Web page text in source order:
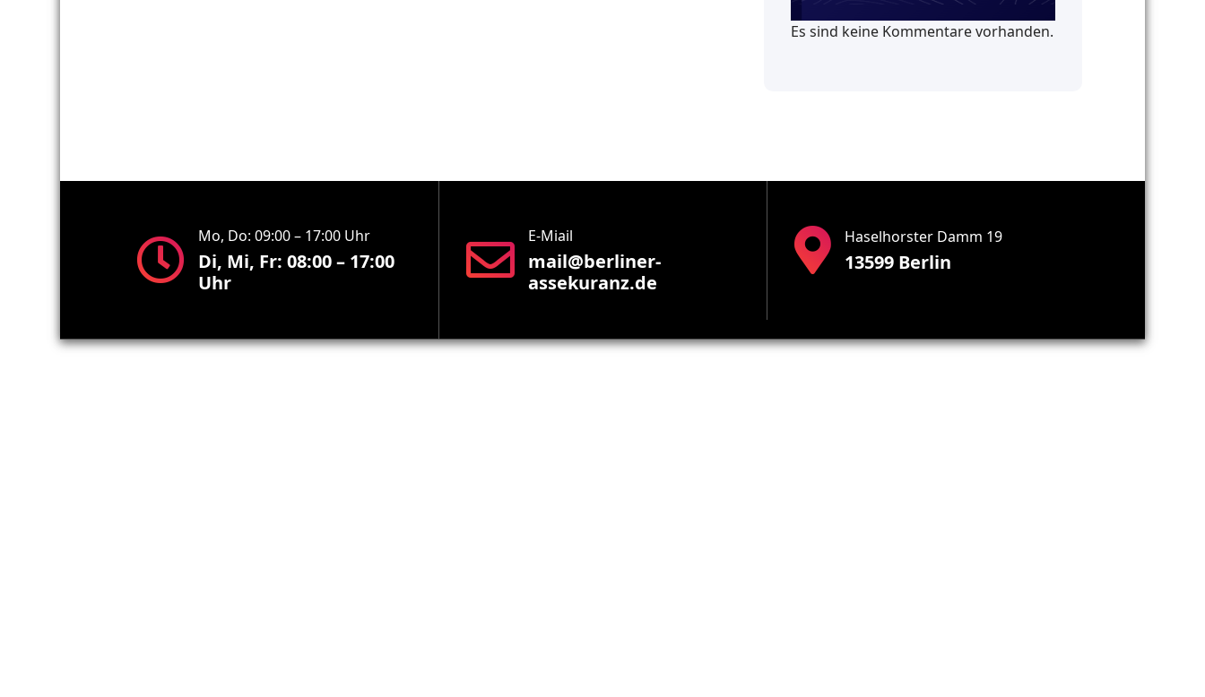
Es sind keine Kommentare vorhanden.
Mo, Do: 09:00 – 17:00 Uhr
Di, Mi, Fr: 08:00 – 17:00
Uhr
E-Miail
mail@berliner-
assekuranz.de
Haselhorster Damm 19
13599 Berlin